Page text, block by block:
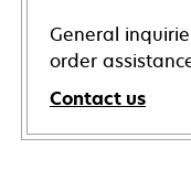
General
order
Contact us